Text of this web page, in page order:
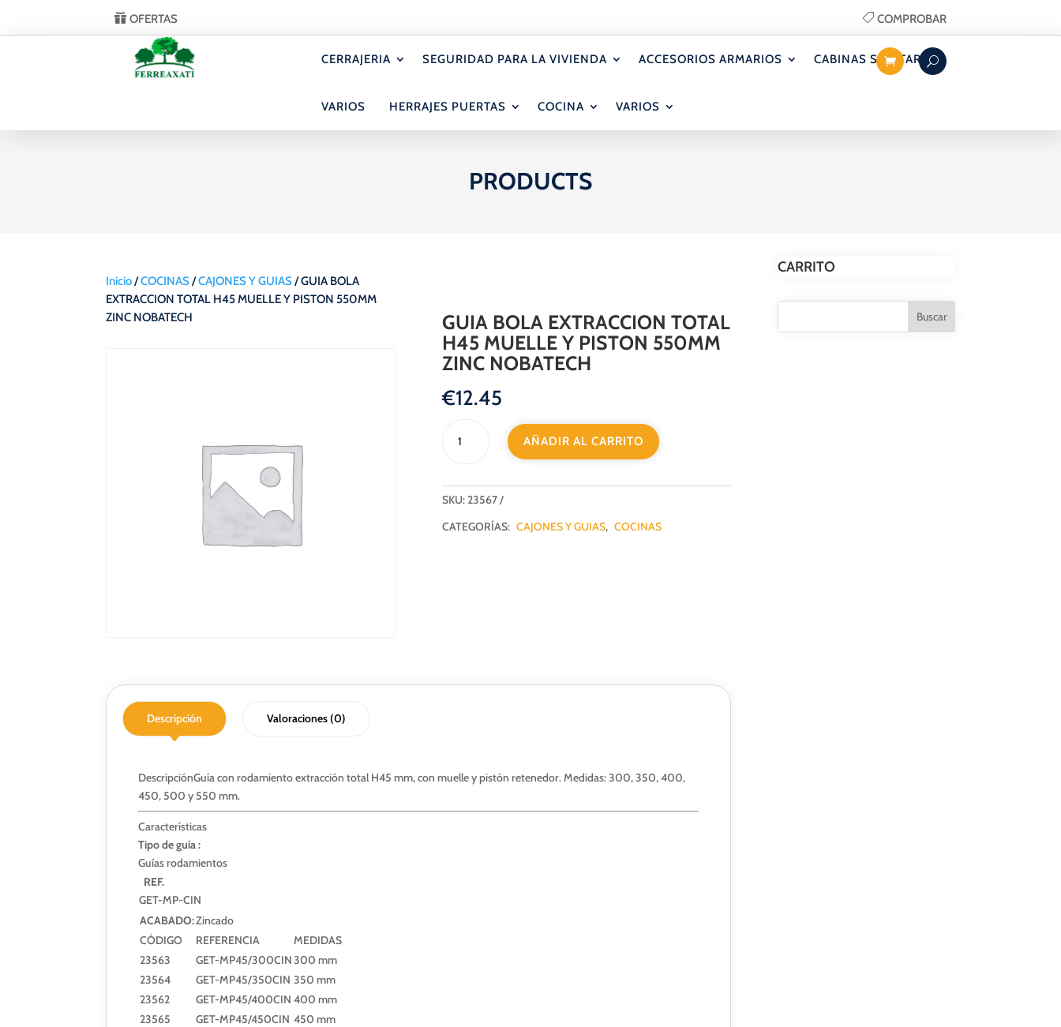
OFERTAS COMPROBAR
CERRAJERIA SEGURIDAD PARA LA VIVIENDA ACCESORIOS ARMARIOS CABINAS SANITARIAS
VARIOS HERRAJES PUERTAS COCINA VARIOS
PRODUCTS
Inicio/COCINAS/CAJONES Y GUIAS/ GUIA BOLA
EXTRACCION TOTAL H45 MUELLE Y PISTON 550MM
ZINC NOBATECH
GUIA BOLA EXTRACCION TOTAL
H45 MUELLE Y PISTON 550MM
ZINC NOBATECH
€12.45
BOLA
H45
Y
AÑADIR AL CARRITO
SKU:23567
CATEGORÍAS: CAJONES Y GUIAS, COCINAS
Descripción Valoraciones (0)
DescripciónGuía con rodamiento extracción total H45 mm, con muelle y pistón retenedor. Medidas: 300, 350, 400,
450, 500 y 550 mm.
Características
Tipo de guía :
Guías rodamientos
REF.
GET-MP-CIN
ACABADO:Zincado
CÓDIGO
REFERENCIA
MEDIDAS
23563
GET-MP45/300CIN300 mm
23564
GET-MP45/350CIN 350 mm
23562
GET-MP45/400CIN 400 mm
23565
GET-MP45/450CIN 450 mm
CARRITO